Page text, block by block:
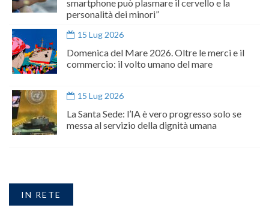
smartphone può plasmare il cervello e la
personalità dei minori”
15 Lug 2026
Domenica del Mare 2026. Oltre le merci e il
commercio: il volto umano del mare
15 Lug 2026
La Santa Sede: l’IA è vero progresso solo se
messa al servizio della dignità umana
IN RETE